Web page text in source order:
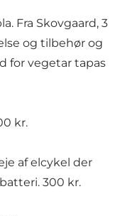
Fra Skovgaard, 3
og tilbehør og
for vegetar tapas
kr.
af elcykel der
300 kr.